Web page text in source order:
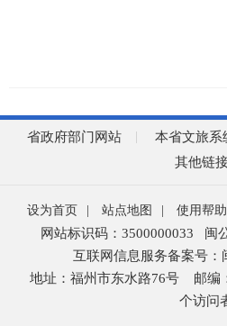
省政府部门网站 本省文旅系
其他链
设为首页 站点地图 使用帮助
网站标识码：3500000033
闽
互联网信息服务备案号：
地址：福州市东水路76号
邮编
个访问